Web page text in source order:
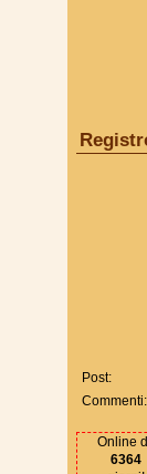
Post:
Commenti:
Online
6364